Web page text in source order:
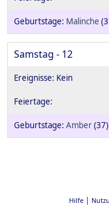
Malinche
Samstag - 12
Amber(37)
Hilfe|